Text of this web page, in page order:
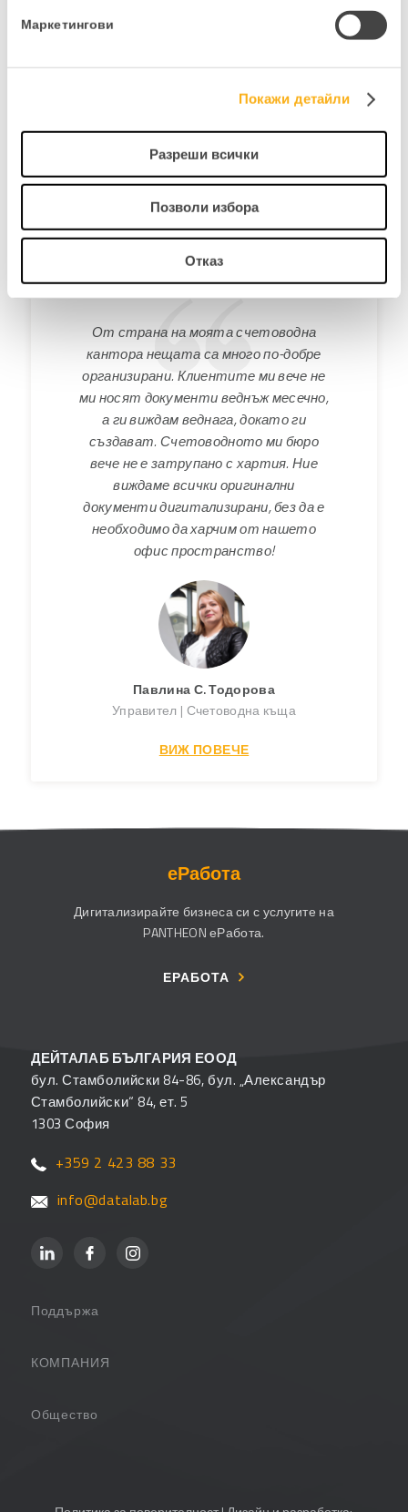
Маркетингови
Покажи детайли
Разреши всички
Позволи избора
Отказ
Управител | Smart Living
ВИЖ ПОВЕЧЕ
От страна на моята счетоводна
кантора нещата са много по-добре
организирани. Клиентите ми вече не
ми носят документи веднъж месечно,
а ги виждам веднага, докато ги
създават. Счетоводното ми бюро
вече не е затрупано с хартия. Ние
виждаме всички оригинални
документи дигитализирани, без да е
необходимо да харчим от нашето
офис пространство!
Павлина С. Тодорова
Управител | Счетоводна къща
ВИЖ ПОВЕЧЕ
еРабота
Дигитализирайте бизнеса си с услугите на
PANTHEON еРабота.
ЕРАБОТА
ДЕЙТАЛАБ БЪЛГАРИЯ ЕООД
бул. Стамболийски 84-86, бул. „Александър
Стамболийски“ 84, ет. 5
1303 София
+359 2 423 88 33
info@datalab.bg
Поддържа
Често задавани въпроси
КОМПАНИЯ
Общество